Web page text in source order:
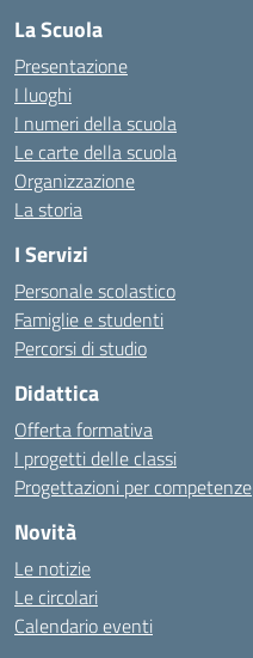
La Scuola
Presentazione
I luoghi
I numeri della scuola
Le carte della scuola
Organizzazione
La storia
I Servizi
Personale scolastico
Famiglie e studenti
Percorsi di studio
Didattica
Offerta formativa
I progetti delle classi
Progettazioni per competenze
Novità
Le notizie
Le circolari
Calendario eventi